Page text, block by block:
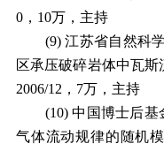
0， 10万，主持
(9)江苏省自然科
区承压破碎岩体中瓦斯
2006/12 ， 7万，主持
(10)中国博士后基
气体流动规律的随机模